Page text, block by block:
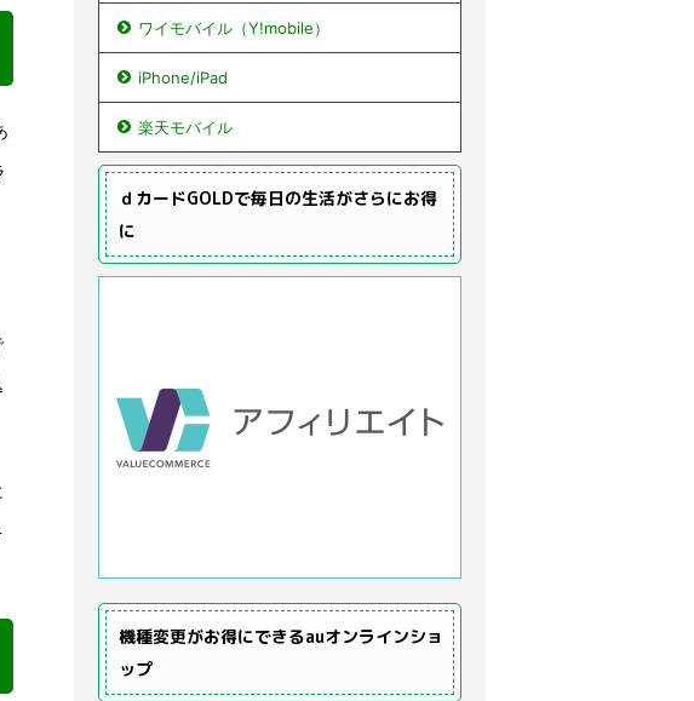
ワイモバイル（Y!mobile）
iPhone/iPad
楽天モバイル
ｄカードGOLDで毎日の生活がさらにお得
に
機種変更がお得にできるauオンラインショ
ップ